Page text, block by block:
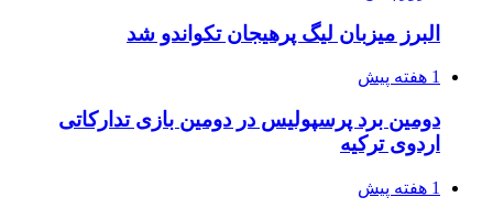
البرز میزبان لیگ پرهیجان تکواندو شد
1 هفته پیش
دومین برد پرسپولیس در دومین بازی تدارکاتی
اردوی ترکیه
1 هفته پیش